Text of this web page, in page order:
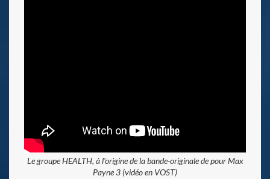
Le groupe HEALTH, à l'origine de la bande-originale de pour Max
Payne 3 (vidéo en VOST)